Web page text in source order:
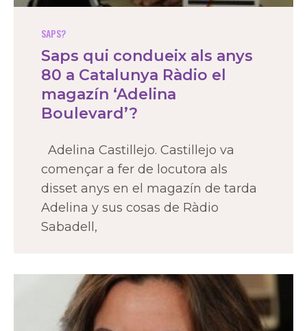
SAPS?
Saps qui condueix als anys
80 a Catalunya Ràdio el
magazín ‘Adelina
Boulevard’?
Adelina Castillejo. Castillejo va
començar a fer de locutora als
disset anys en el magazín de tarda
Adelina y sus cosas de Ràdio
Sabadell,